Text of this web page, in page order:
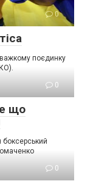
0
поєдинку
0
що
боксерський
0